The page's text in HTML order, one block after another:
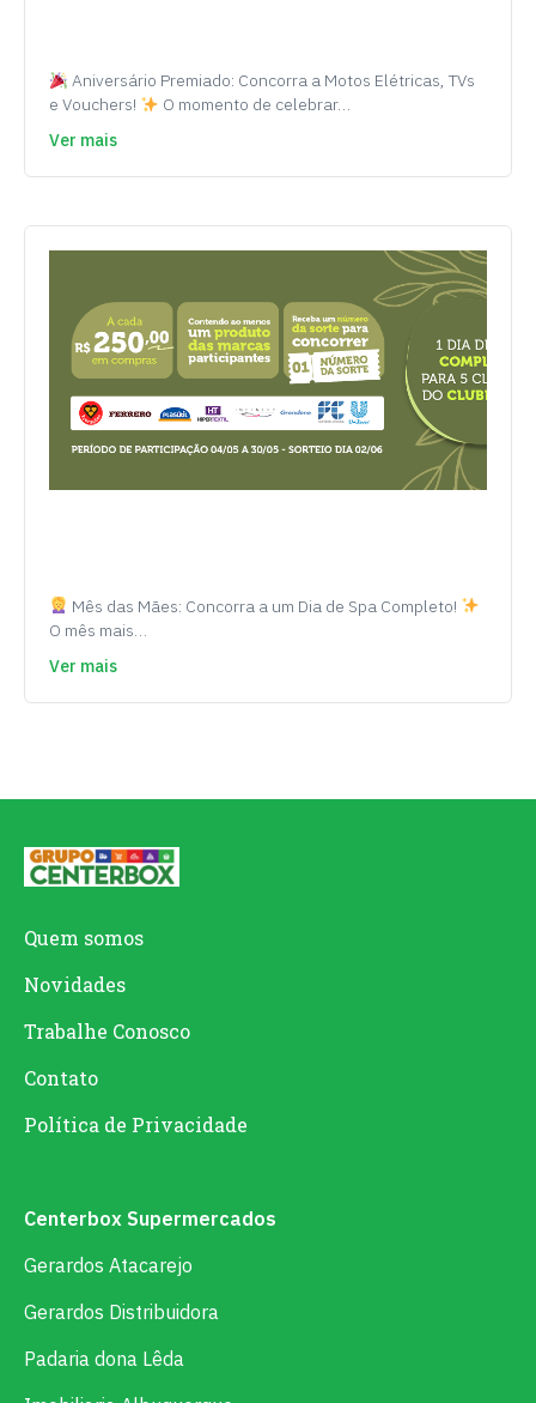
Aniversário Premiado: Concorra a Motos Elétricas, TVs
e Vouchers!
O momento de celebrar…
Ver mais
Mês das Mães: Concorra a um Dia de Spa Completo!
O mês mais…
Ver mais
Quem somos
Novidades
Trabalhe Conosco
Contato
Política de Privacidade
Centerbox Supermercados
Gerardos Atacarejo
Gerardos Distribuidora
Padaria dona Lêda